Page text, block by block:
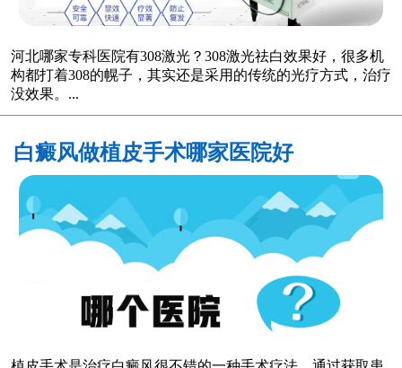
河北哪家专科医院有308激光？308激光祛白效果好，很多机
构都打着308的幌子，其实还是采用的传统的光疗方式，治疗
没效果。...
白癜风做植皮手术哪家医院好